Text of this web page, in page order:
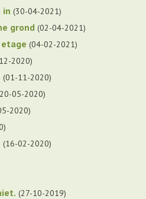
in 30-04-2021
grond 02-04-2021
04-02-2021
2020
01-11-2020
20-05-2020
2020
16-02-2020
27-10-2019